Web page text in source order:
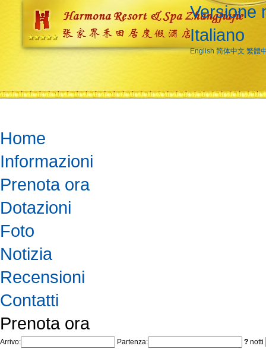
Versione
Italiano
English 简体中文 繁體
Home
Informazioni
Prenota ora
Dotazioni
Foto
Notizia
Recensioni
Contatti
Prenota ora
Arrivo: Partenza: ? notti